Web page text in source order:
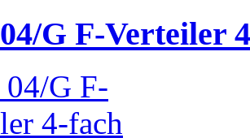
G F-Verteiler